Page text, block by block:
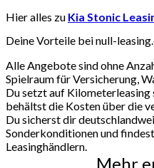
Hier alles zu Kia Stonic
Deine Vorteile bei null-
Alle Angebote sind ohne
Spielraum für Versicherung,
Du setzt auf
behältst die Kosten über die
Du sicherst dir
Sonderkonditionen und
Leasinghändlern.
Mehr